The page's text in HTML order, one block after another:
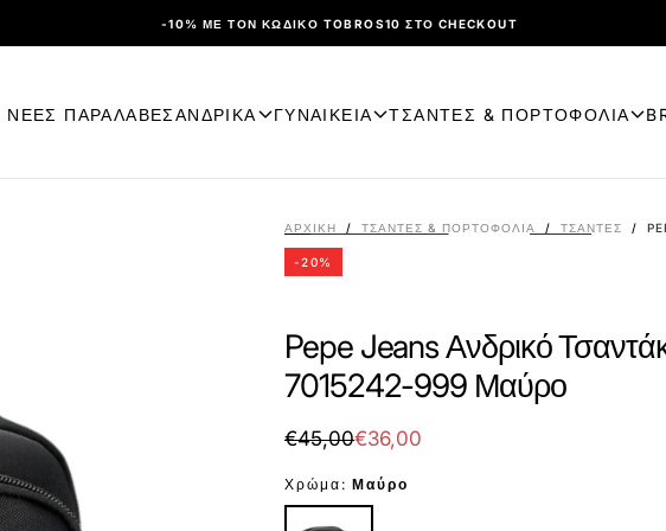
-10% ΜΕ ΤΟΝ ΚΩΔΙΚΌ TOBROS10 ΣΤΟ CHECKOUT
ΝΕΕΣ ΠΑΡΑΛΑΒΕΣΑΝΔΡΙΚΑ ΓΥΝΑΙΚΕΙΑ ΤΣΑΝΤΕΣ & ΠΟΡΤΟΦΟΛΙΑ
ΑΡΧΙΚΉ / ΤΣΑΝΤΕΣ & ΠΟΡΤΟΦΟΛΙΑ / ΤΣΆΝΤΕΣ /
-20%
Pepe Jeans Ανδρικό
7015242-999 Μαύρο
€36,00
Τιμή
€45,00Τιμή
έκπτωση
€36,00
Χρώμα: Μαύρο